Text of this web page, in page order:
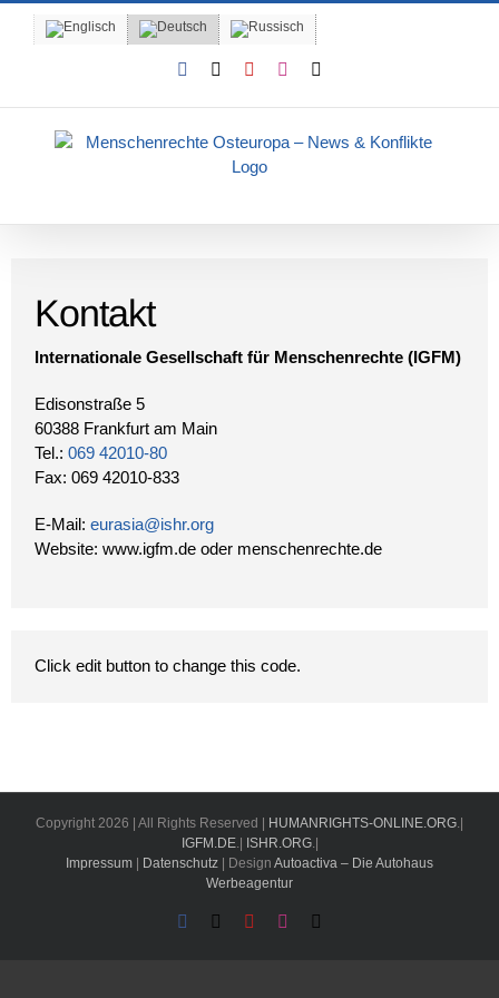
Facebook YouTubeInstagram
Kontakt
Internationale Gesellschaft für Menschenrechte (IGFM)
Edisonstraße 5
60388 Frankfurt am Main
Tel.:069 42010-80
Fax: 069 42010-833
E-Mail:eurasia@ishr.org
Website: www.igfm.de oder menschenrechte.de
Click edit button to change this code.
Copyright 2026 | All Rights Reserved | HUMANRIGHTS-ONLINE.ORG .|
IGFM.DE.| ISHR.ORG.|
Impressum | Datenschutz | Design Autoactiva – Die Autohaus
Werbeagentur
Facebook YouTubeInstagram